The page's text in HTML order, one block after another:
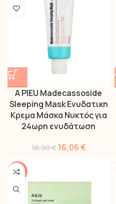
A PIEU Madecassoside
Sleeping Mask Ενυδατικη
Κρεμα Μάσκα Νυκτός για
24ωρη ενυδάτωση
18,90€ 16,06€
-14%